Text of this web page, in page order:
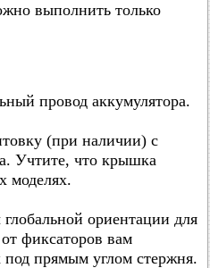
выполнить только
провод аккумулятора.
(при наличии) с
Учтите, что крышка
моделях.
ориентации для
фиксаторов вам
под прямым углом стержня.